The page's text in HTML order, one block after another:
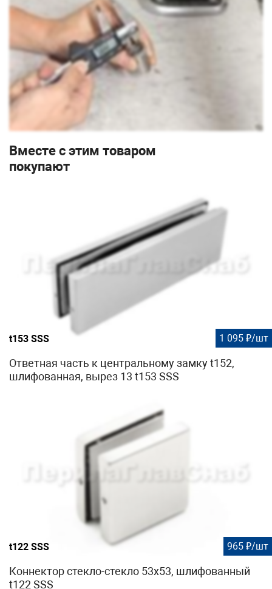
Вместе с этим товаром
покупают
t153 SSS 1 095 ₽/шт
Ответная часть к центральному замку t152,
шлифованная, вырез 13 t153 SSS
t122 SSS 965 ₽/шт
Коннектор стекло-стекло 53х53, шлифованный
t122 SSS